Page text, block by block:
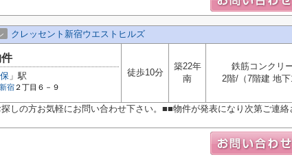
クレッセント新宿ウエストヒルズ
」駅
宿 ２丁目６－９
徒歩10分
築22年
南
鉄筋コンクリ
2階/（7階建 地下
しの方お気軽にお問い合わせ下さい。■■物件が発表になり次第ご連絡